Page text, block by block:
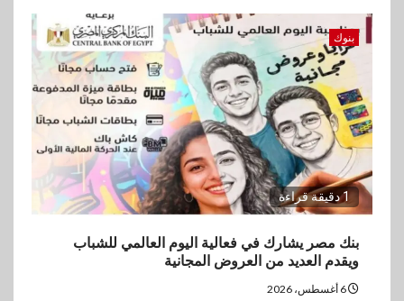
بنوك
1 دقيقة قراءة
بنك مصر يشارك في فعالية اليوم العالمي للشباب
ويقدم العديد من العروض المجانية